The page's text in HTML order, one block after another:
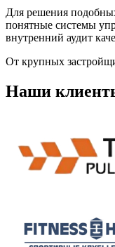
Для решения
понятные системы
внутренний аудит
От крупных
Наши